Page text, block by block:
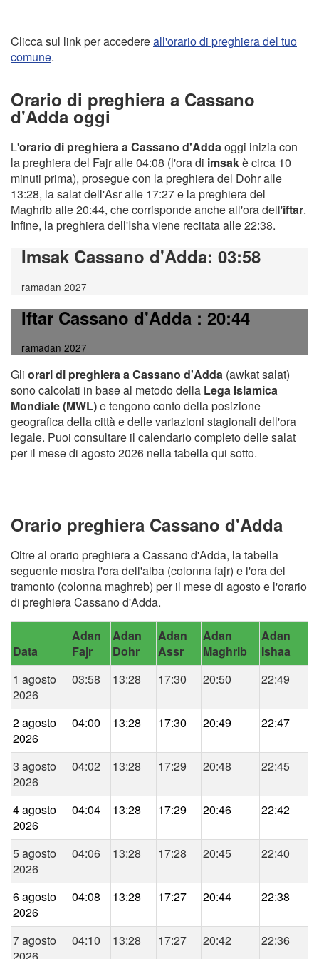
Clicca sul link per accedereall'orario di preghiera del tuo
comune.
Orario di preghiera a Cassano
d'Adda oggi
L'orario di preghiera a Cassano d'Addaoggi inizia con
la preghiera del Fajr alle 04:08 (l'ora di imsakè circa 10
minuti prima), prosegue con la preghiera del Dohr alle
13:28, la salat dell'Asr alle 17:27 e la preghiera del
Maghrib alle 20:44, che corrisponde anche all'ora dell'iftar.
Infine, la preghiera dell'Isha viene recitata alle 22:38.
Imsak Cassano d'Adda: 03:58
ramadan 2027
Iftar Cassano d'Adda: 20:44
ramadan 2027
Gli orari di preghiera a Cassano d'Adda (awkat salat)
sono calcolati in base al metodo della Lega Islamica
Mondiale (MWL)e tengono conto della posizione
geografica della città e delle variazioni stagionali dell'ora
legale. Puoi consultare il calendario completo delle salat
per il mese di agosto 2026 nella tabella qui sotto.
Orario preghiera Cassano d'Adda
Oltre al orario preghiera a Cassano d'Adda, la tabella
seguente mostra l'ora dell'alba (colonna fajr) e l'ora del
tramonto (colonna maghreb) per il mese di agosto e l'orario
di preghiera Cassano d'Adda.
Data
Adan
Fajr
Adan
Dohr
Adan
Assr
Adan
Maghrib
Adan
Ishaa
1 agosto
2026
03:58 13:28 17:30 20:50 22:49
2 agosto
2026
04:00 13:28 17:30 20:49 22:47
3 agosto
2026
04:02 13:28 17:29 20:48 22:45
4 agosto
2026
04:04 13:28 17:29 20:46 22:42
5 agosto
2026
04:06 13:28 17:28 20:45 22:40
6 agosto
2026
04:08 13:28 17:27 20:44 22:38
7 agosto
04:10 13:28 17:27 20:42 22:36